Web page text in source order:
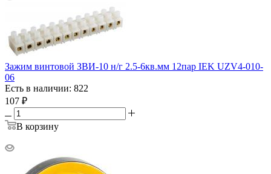
Зажим винтовой ЗВИ-10 н/г 2.5-6кв.мм 12пар IEK UZV4-010-
06
Есть в наличии: 822
107 ₽
В корзину